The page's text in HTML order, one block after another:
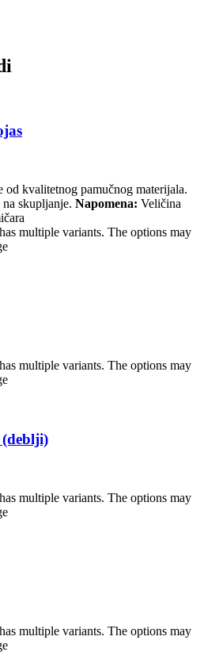
kvalitetnog pamučnog materijala.
skupljanje. Napomena: Veličina
multiple variants. The options may
multiple variants. The options may
multiple variants. The options may
multiple variants. The options may